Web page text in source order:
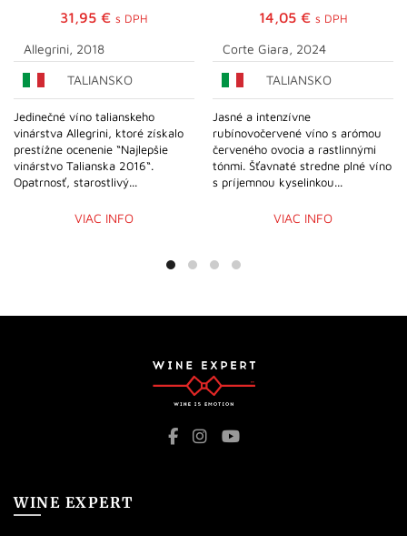
31,95 € s DPH
Allegrini, 2018
TALIANSKO
Jedinečné víno talianskeho
vinárstva Allegrini, ktoré získalo
prestížne ocenenie “Najlepšie
vinárstvo Talianska 2016“.
Opatrnosť, starostlivý...
VIAC INFO
14,05 € s DPH
Corte Giara, 2024
TALIANSKO
Jasné a intenzívne
rubínovočervené víno s arómou
červeného ovocia a rastlinnými
tónmi. Šťavnaté stredne plné víno
s príjemnou kyselinkou...
VIAC INFO
WINE EXPERT